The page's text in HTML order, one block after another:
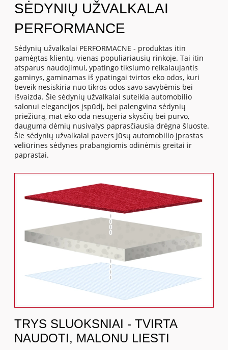
SĖDYNIŲ UŽVALKALAI
PERFORMANCE
Sėdynių užvalkalai PERFORMACNE - produktas itin
pamėgtas klientų, vienas populiariausių rinkoje. Tai itin
atsparus naudojimui, ypatingo tikslumo reikalaujantis
gaminys, gaminamas iš ypatingai tvirtos eko odos, kuri
beveik nesiskiria nuo tikros odos savo savybėmis bei
išvaizda. Šie sėdynių užvalkalai suteikia automobilio
salonui elegancijos įspūdį, bei palengvina sėdynių
priežiūrą, mat eko oda nesugeria skysčių bei purvo,
dauguma dėmių nusivalys paprasčiausia drėgna šluoste.
Šie sėdynių užvalkalai pavers jūsų automobilio įprastas
veliūrines sėdynes prabangiomis odinėmis greitai ir
paprastai.
TRYS SLUOKSNIAI - TVIRTA
NAUDOTI, MALONU LIESTI